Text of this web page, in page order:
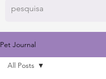
Pet Journal
All Posts